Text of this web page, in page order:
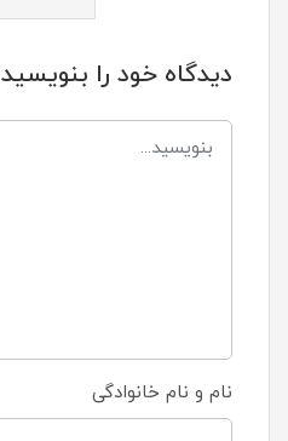
دیدگاه خود را بنویسید
نام و نام خانوادگی